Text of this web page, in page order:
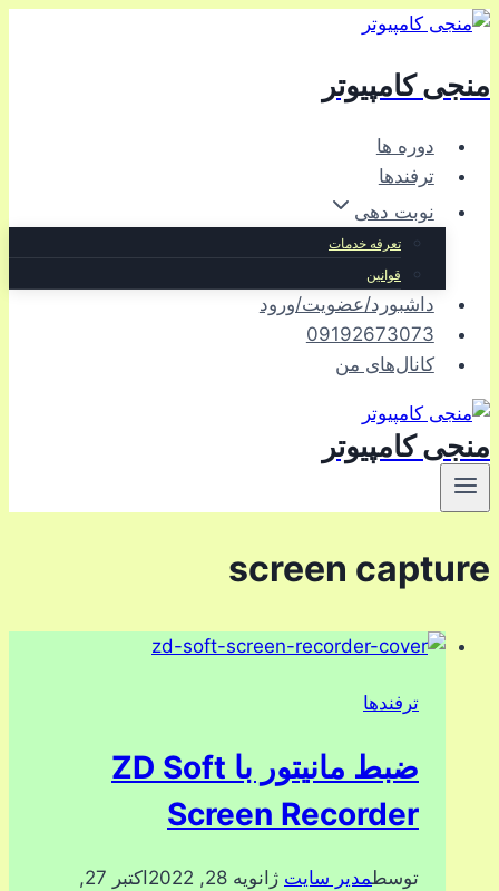
بازگشت
محتوا
منجی کامپیوتر
دوره ها
ترفندها
نوبت دهی
تعرفه خدمات
قوانین
داشبورد/عضویت/ورود
09192673073
کانال‌های من
منجی کامپیوتر
screen capture
ترفندها
ضبط مانیتور با ZD Soft
Screen Recorder
توسطمدیر سایت ژانویه 28, 2022
اکتبر 27,